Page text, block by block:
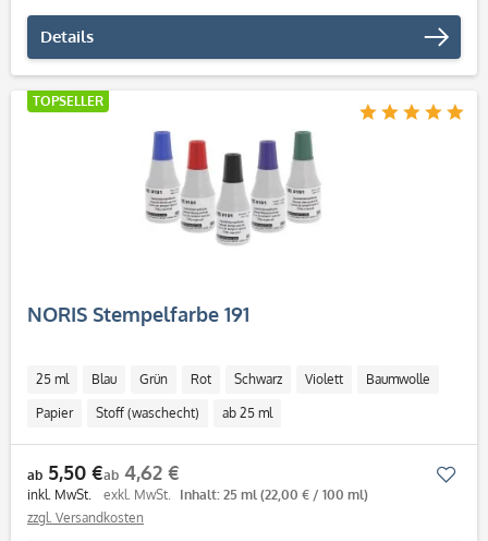
Details
TOPSELLER
NORIS Stempelfarbe 191
25 ml Blau Grün Rot Schwarz Violett Baumwolle
Papier Stoff (waschecht) ab 25 ml
ab 5,50 €
inkl. MwSt.
ab 4,62 €
exkl. MwSt. Inhalt: 25 ml (22,00 € / 100 ml)
zzgl. Versandkosten